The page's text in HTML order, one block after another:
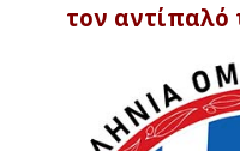
τον αντίπαλό